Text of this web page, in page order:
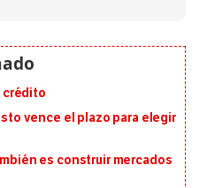
crédito
vence el plazo para elegir
es construir mercados